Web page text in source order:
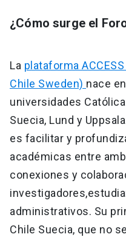
¿Cómo surge el
La plataforma
Chile Sweden) nace
universidades
Suecia, Lund y
es facilitar y
académicas entre
conexiones y
administrativos. Su
Chile Suecia, que no